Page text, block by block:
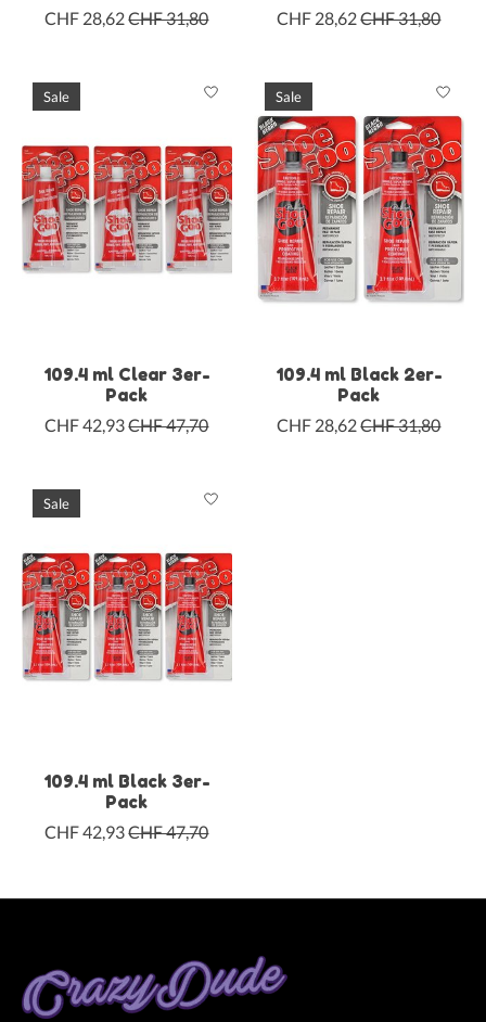
CHF 28,62CHF 31,80 CHF 28,62CHF 31,80
Sale
109.4 ml Clear 3er-
Pack
CHF 42,93CHF 47,70
Sale
109.4 ml Black 2er-
Pack
CHF 28,62CHF 31,80
Sale
109.4 ml Black 3er-
Pack
CHF 42,93CHF 47,70